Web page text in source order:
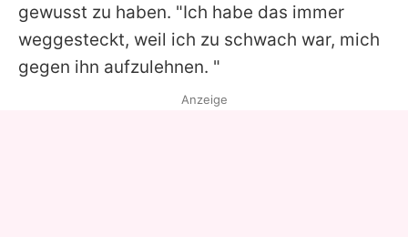
gewusst zu haben. "Ich habe das immer
weggesteckt, weil ich zu schwach war, mich
gegen ihn aufzulehnen. "
Anzeige